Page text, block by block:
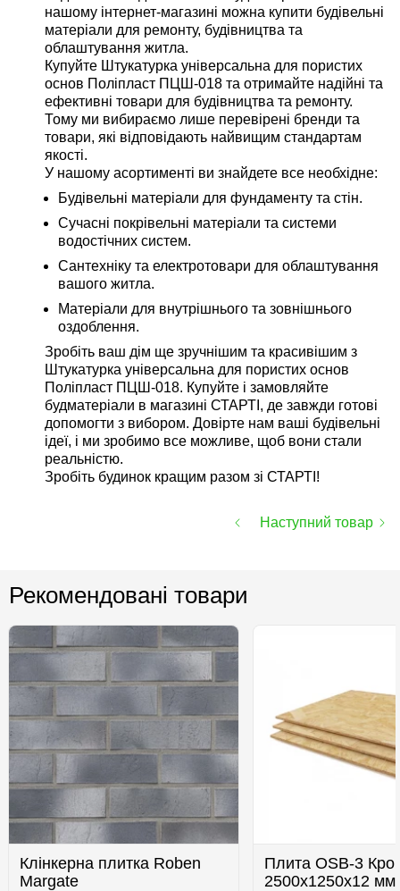
нашому інтернет-магазині можна купити будівельні
матеріали для ремонту, будівництва та
облаштування житла.
Купуйте Штукатурка універсальна для пористих
основ Поліпласт ПЦШ-018 та отримайте надійні та
ефективні товари для будівництва та ремонту.
Тому ми вибираємо лише перевірені бренди та
товари, які відповідають найвищим стандартам
якості.
У нашому асортименті ви знайдете все необхідне:
Будівельні матеріали для фундаменту та стін.
Сучасні покрівельні матеріали та системи
водостічних систем.
Сантехніку та електротовари для облаштування
вашого житла.
Матеріали для внутрішнього та зовнішнього
оздоблення.
Зробіть ваш дім ще зручнішим та красивішим з
Штукатурка універсальна для пористих основ
Поліпласт ПЦШ-018. Купуйте і замовляйте
будматеріали в магазині СТАРТІ, де завжди готові
допомогти з вибором. Довірте нам ваші будівельні
ідеї, і ми зробимо все можливе, щоб вони стали
реальністю.
Зробіть будинок кращим разом зі СТАРТІ!
Наступний товар
Рекомендовані товари
Клінкерна плитка Roben
Margate
Плита OSB-3
2500х1250х12 мм